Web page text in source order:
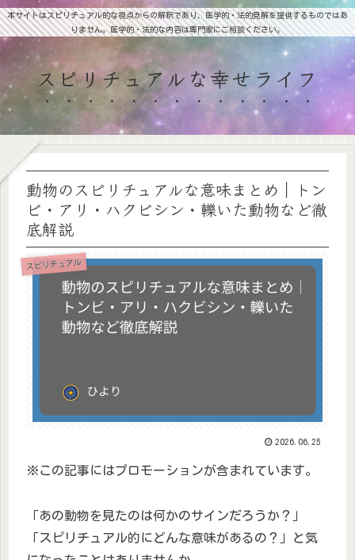
本サイトはスピリチュアル的な視点からの解釈であり、医学的・法的見解を提供するものではあ
りません。医学的・法的な内容は専門家にご相談ください。
スピリチュアルな幸せライフ
動物のスピリチュアルな意味まとめ｜トン
ビ・アリ・ハクビシン・轢いた動物など徹
底解説
スピリチュアル
2026.06.25
※この記事にはプロモーションが含まれています。
「あの動物を見たのは何かのサインだろうか？」
「スピリチュアル的にどんな意味があるの？」と気